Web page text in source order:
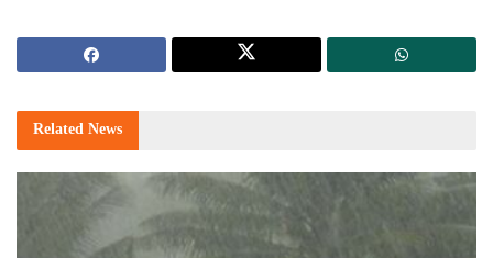
Related News